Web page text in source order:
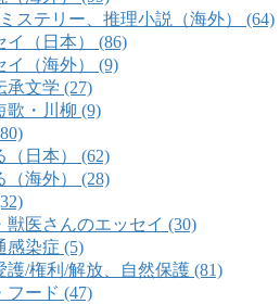
ステリー、推理小説（海外） (64)
イ（日本） (86)
イ（海外） (9)
承文学 (27)
歌・川柳 (9)
（日本） (62)
（海外） (28)
獣医さんのエッセイ (30)
感染症 (5)
護/権利/解放、自然保護 (81)
フード (47)